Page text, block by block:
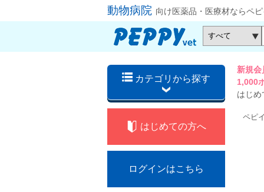
動物病院 向け医薬品・医療材ならペ
カテゴリから探す
新規
1,000
はじめ
はじめての方へ
ログインはこちら
ペピ